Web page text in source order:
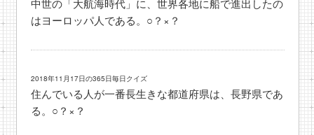
中世の「大航海時代」に、世界各地に船で進出したの
はヨーロッパ人である。○？×？
2018年11月17日の365日毎日クイズ
住んでいる人が一番長生きな都道府県は、長野県であ
る。○？×？